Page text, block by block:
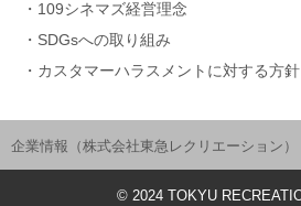
109シネマズ経営理念
SDGsへの取り組み
カスタマーハラスメントに対する方針
企業情報（株式会社東急レクリエーション）
© 2024TOKYU